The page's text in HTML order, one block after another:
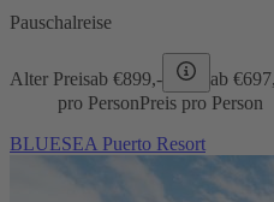
Pauschalreise
Alter Preisab €899,- ab €
pro PersonPreis pro Person
BLUESEA Puerto Resort